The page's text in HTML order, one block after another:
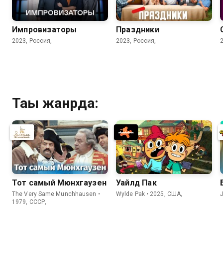
Импровизаторы
2023, Россия,
Праздники
2023, Россия,
Тағы жанрда:
Тот самый Мюнхгаузен
The Very Same Munchhausen •
1979, СССР,
Уайлд Пак
Wylde Pak • 2025, США,